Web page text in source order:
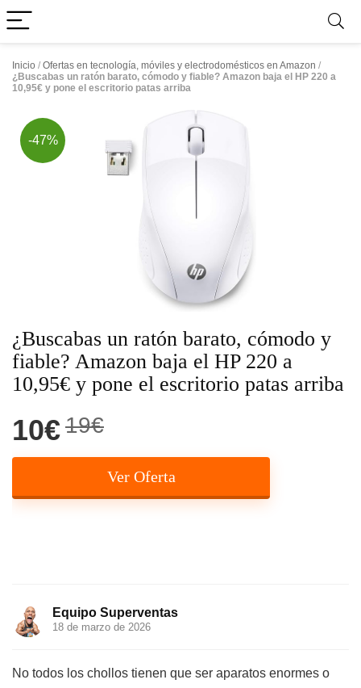
Inicio / Ofertas en tecnología, móviles y electrodomésticos en Amazon /
¿Buscabas un ratón barato, cómodo y fiable? Amazon baja el HP 220 a
10,95€ y pone el escritorio patas arriba
-47%
¿Buscabas un ratón barato, cómodo y
fiable? Amazon baja el HP 220 a
10,95€ y pone el escritorio patas arriba
10€19€
Ver Oferta
Equipo Superventas
18 de marzo de 2026
No todos los chollos tienen que ser aparatos enormes o